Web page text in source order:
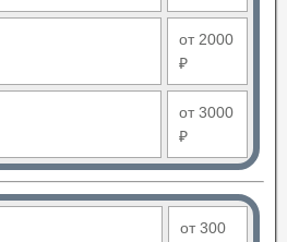
от 2000
₽
от 3000
₽
от 300